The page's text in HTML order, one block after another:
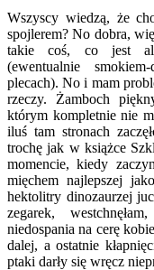
Wszyscy wiedzą, że
spojlerem? No dobra,
takie coś, co jest
(ewentualnie
plecach). No i mam
rzeczy. Żamboch
którym kompletnie nie
iluś tam stronach
trochę jak w książce
momencie, kiedy
mięchem najlepszej
hektolitry dinozaurzej
zegarek,
niedospania na cerę
dalej, a ostatnie
ptaki darły się wręcz